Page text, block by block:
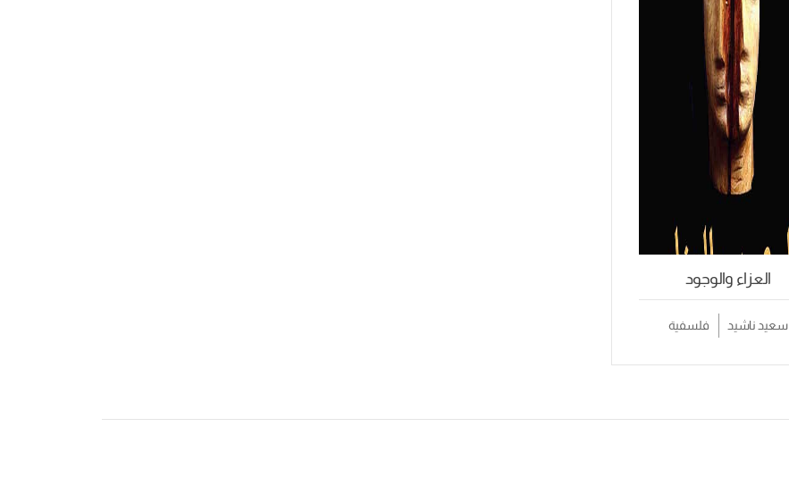
العزاء والوجود
سعيد ناشيد فلسفية